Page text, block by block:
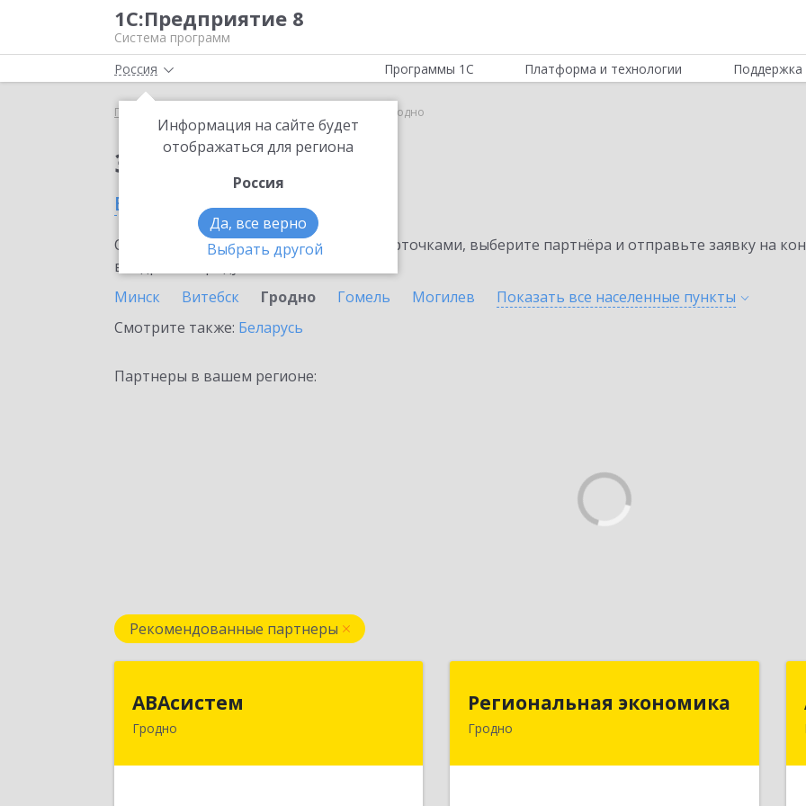
1С:Предприятие 8
Система программ
Россия
Информация на сайте будет
отображаться для региона
Россия
Да, все верно
Выбрать другой
Программы 1С Платформа и технологии Поддержка
Главная 1C-Store в Гродно
Заказать 1C-Store
в Гродно
Ознакомьтесь с информационными карточками, выберите партнёра и отправьте заявку на
внедрение продукта.
Минск
Витебск Гродно Гомель Могилев Показать все населенные пункты
Смотрите также: Беларусь
Партнеры в вашем регионе:
Рекомендованные партнеры
АВАсистем
Гродно
Региональная экономика
Гродно